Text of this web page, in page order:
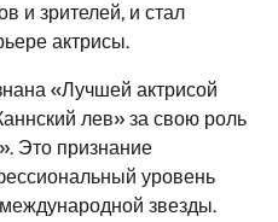
и зрителей, и стал
актрисы.
«Лучшей актрисой
лев» за свою роль
Это признание
уровень
звезды.